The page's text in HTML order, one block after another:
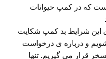
است که در کمپ حیوانات
این شرایط بد کمپ شکایت
و درباره ی درخواست
قرار می گیریم. تنها